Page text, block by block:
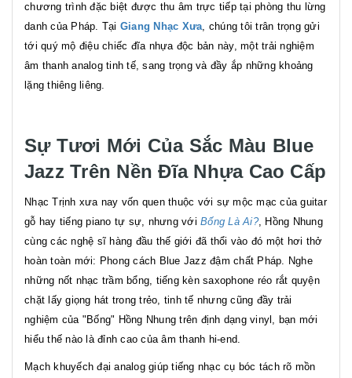
chương trình đặc biệt được thu âm trực tiếp tại phòng thu lừng
danh của Pháp. Tại Giang Nhạc Xưa, chúng tôi trân trọng gửi
tới quý mộ điệu chiếc đĩa nhựa độc bản này, một trải nghiệm
âm thanh analog tinh tế, sang trọng và đầy ắp những khoảng
lặng thiêng liêng.
Sự Tươi Mới Của Sắc Màu Blue
Jazz Trên Nền Đĩa Nhựa Cao Cấp
Nhạc Trịnh xưa nay vốn quen thuộc với sự mộc mạc của guitar
gỗ hay tiếng piano tự sự, nhưng với Bống Là Ai?, Hồng Nhung
cùng các nghệ sĩ hàng đầu thế giới đã thổi vào đó một hơi thở
hoàn toàn mới: Phong cách Blue Jazz đậm chất Pháp. Nghe
những nốt nhạc trầm bổng, tiếng kèn saxophone réo rắt quyện
chặt lấy giọng hát trong trẻo, tinh tế nhưng cũng đầy trải
nghiệm của "Bống" Hồng Nhung trên định dạng vinyl, bạn mới
hiểu thế nào là đỉnh cao của âm thanh hi-end.
Mạch khuyếch đại analog giúp tiếng nhạc cụ bóc tách rõ mồn